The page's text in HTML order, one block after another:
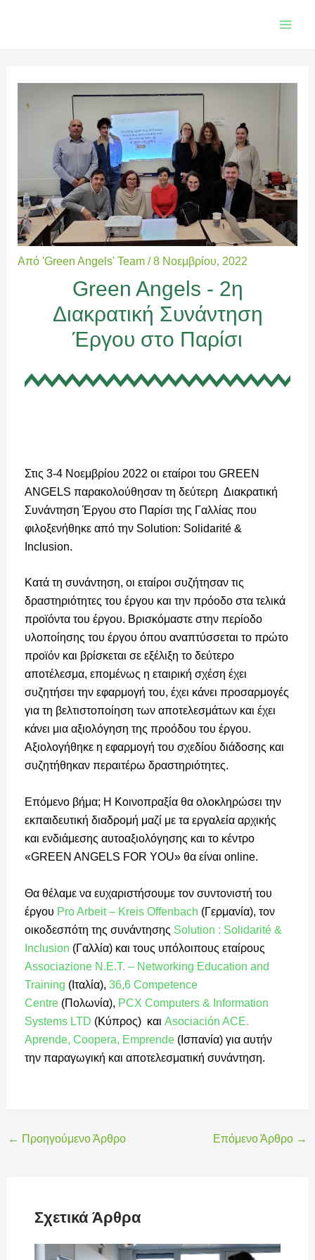
Από 'Green Angels' Team /8 Νοεμβρίου, 2022
Green Angels - 2η
Διακρατική Συνάντηση
Έργου στο Παρίσι
Στις 3-4 Νοεμβρίου 2022 οι εταίροι του GREEN
ANGELS παρακολούθησαν τη δεύτερη Διακρατική
Συνάντηση Έργου στο Παρίσι της Γαλλίας που
φιλοξενήθηκε από την Solution: Solidarité &
Inclusion.
Κατά τη συνάντηση, οι εταίροι συζήτησαν τις
δραστηριότητες του έργου και την πρόοδο στα τελικά
προϊόντα του έργου. Βρισκόμαστε στην περίοδο
υλοποίησης του έργου όπου αναπτύσσεται το πρώτο
προϊόν και βρίσκεται σε εξέλιξη το δεύτερο
αποτέλεσμα, επομένως η εταιρική σχέση έχει
συζητήσει την εφαρμογή του, έχει κάνει προσαρμογές
για τη βελτιστοποίηση των αποτελεσμάτων και έχει
κάνει μια αξιολόγηση της προόδου του έργου.
Αξιολογήθηκε η εφαρμογή του σχεδίου διάδοσης και
συζητήθηκαν περαιτέρω δραστηριότητες.
Επόμενο βήμα; Η Κοινοπραξία θα ολοκληρώσει την
εκπαιδευτική διαδρομή μαζί με τα εργαλεία αρχικής
και ενδιάμεσης αυτοαξιολόγησης και το κέντρο
«GREEN ANGELS FOR YOU» θα είναι online.
Θα θέλαμε να ευχαριστήσουμε τον συντονιστή του
έργου Pro Arbeit – Kreis Offenbach (Γερμανία), τον
οικοδεσπότη της συνάντησης Solution : Solidarité &
Inclusion (Γαλλία) και τους υπόλοιπους εταίρους
Associazione N.E.T. – Networking Education and
Training (Ιταλία), 36,6 Competence
Centre (Πολωνία), PCX Computers & Information
Systems LTD (Κύπρος) και Asociación ACE.
Aprende, Coopera, Emprende(Ισπανία) για αυτήν
την παραγωγική και αποτελεσματική συνάντηση.
← Προηγούμενο Άρθρο Επόμενο Άρθρο →
Σχετικά Άρθρα